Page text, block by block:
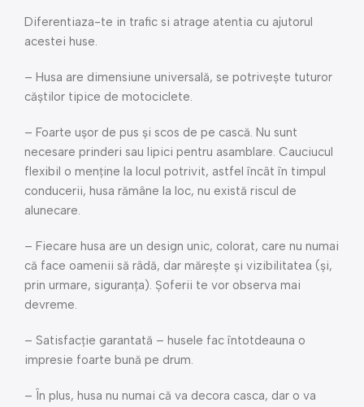
Diferentiaza-te in trafic si atrage atentia cu ajutorul
acestei huse.
– Husa are dimensiune universală, se potrivește tuturor
căștilor tipice de motociclete.
– Foarte ușor de pus și scos de pe cască. Nu sunt
necesare prinderi sau lipici pentru asamblare. Cauciucul
flexibil o menține la locul potrivit, astfel încât în ​​timpul
conducerii, husa rămâne la loc, nu există riscul de
alunecare.
– Fiecare husa are un design unic, colorat, care nu numai
că face oamenii să râdă, dar mărește și vizibilitatea (și,
prin urmare, siguranța). Șoferii te vor observa mai
devreme.
– Satisfacție garantată – husele fac întotdeauna o
impresie foarte bună pe drum.
– În plus, husa nu numai că va decora casca, dar o va